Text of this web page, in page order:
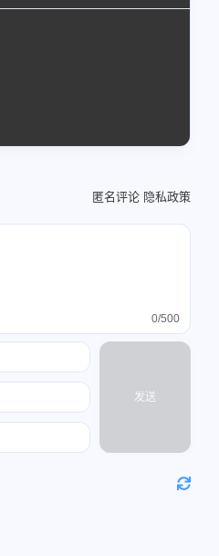
匿名评论 隐私政策
0/500
发送